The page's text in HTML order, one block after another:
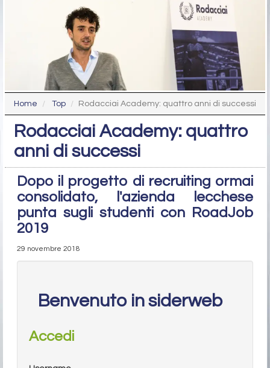
Home Top Rodacciai Academy: quattro anni di successi
Rodacciai Academy: quattro
anni di successi
Dopo il progetto di recruiting ormai
consolidato, l'azienda lecchese
punta sugli studenti con RoadJob
2019
29 novembre 2018
Benvenuto in siderweb
Accedi